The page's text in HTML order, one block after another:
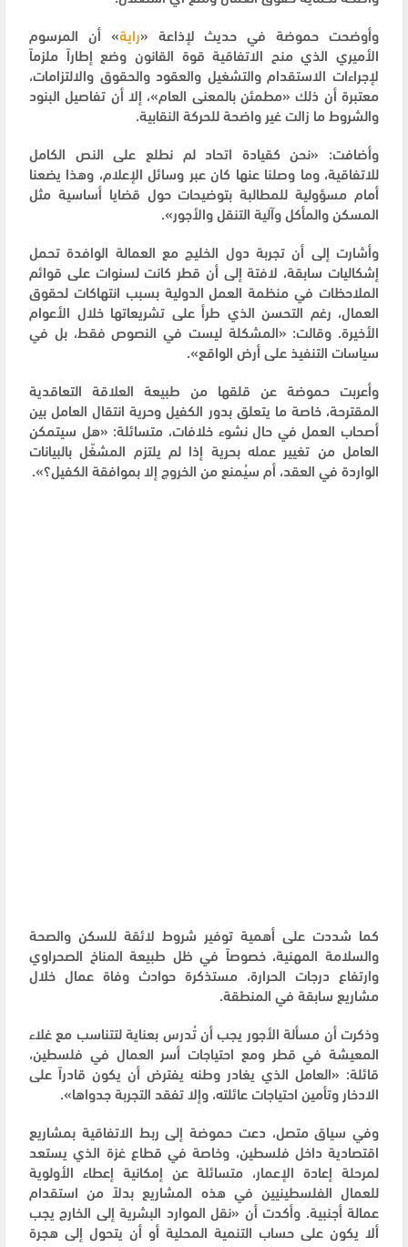
وأوضحت حموضة في حديث لإذاعة «راية» أن المرسوم
الأميري الذي منح الاتفاقية قوة القانون وضع إطاراً ملزماً
لإجراءات الاستقدام والتشغيل والعقود والحقوق والالتزامات،
معتبرة أن ذلك «مطمئن بالمعنى العام»، إلا أن تفاصيل البنود
والشروط ما زالت غير واضحة للحركة النقابية.
وأضافت: «نحن كقيادة اتحاد لم نطلع على النص الكامل
للاتفاقية، وما وصلنا عنها كان عبر وسائل الإعلام، وهذا يضعنا
أمام مسؤولية للمطالبة بتوضيحات حول قضايا أساسية مثل
المسكن والمأكل وآلية التنقل والأجور».
وأشارت إلى أن تجربة دول الخليج مع العمالة الوافدة تحمل
إشكاليات سابقة، لافتة إلى أن قطر كانت لسنوات على قوائم
الملاحظات في منظمة العمل الدولية بسبب انتهاكات لحقوق
العمال، رغم التحسن الذي طرأ على تشريعاتها خلال الأعوام
الأخيرة. وقالت: «المشكلة ليست في النصوص فقط، بل في
سياسات التنفيذ على أرض الواقع».
وأعربت حموضة عن قلقها من طبيعة العلاقة التعاقدية
المقترحة، خاصة ما يتعلق بدور الكفيل وحرية انتقال العامل بين
أصحاب العمل في حال نشوء خلافات، متسائلة: «هل سيتمكن
العامل من تغيير عمله بحرية إذا لم يلتزم المشغّل بالبيانات
الواردة في العقد، أم سيُمنع من الخروج إلا بموافقة الكفيل؟».
كما شددت على أهمية توفير شروط لائقة للسكن والصحة
والسلامة المهنية، خصوصاً في ظل طبيعة المناخ الصحراوي
وارتفاع درجات الحرارة، مستذكرة حوادث وفاة عمال خلال
مشاريع سابقة في المنطقة.
وذكرت أن مسألة الأجور يجب أن تُدرس بعناية لتتناسب مع غلاء
المعيشة في قطر ومع احتياجات أسر العمال في فلسطين،
قائلة: «العامل الذي يغادر وطنه يفترض أن يكون قادراً على
الادخار وتأمين احتياجات عائلته، وإلا تفقد التجربة جدواها».
وفي سياق متصل، دعت حموضة إلى ربط الاتفاقية بمشاريع
اقتصادية داخل فلسطين، وخاصة في قطاع غزة الذي يستعد
لمرحلة إعادة الإعمار، متسائلة عن إمكانية إعطاء الأولوية
للعمال الفلسطينيين في هذه المشاريع بدلاً من استقدام
عمالة أجنبية. وأكدت أن «نقل الموارد البشرية إلى الخارج يجب
ألا يكون على حساب التنمية المحلية أو أن يتحول إلى هجرة